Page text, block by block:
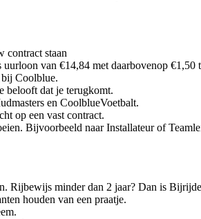
contract staan
van €14,84 met daarbovenop
Coolblue.
belooft dat je terugkomt.
en CoolblueVoetbalt.
op een vast contract.
Bijvoorbeeld naar Installateur of
Rijbewijs minder dan 2 jaar? Dan is
houden van een praatje.